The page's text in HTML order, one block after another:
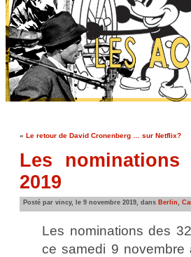
« Le retour de David Cronenberg … sur Netflix?
Les
2019
Posté par vincy, le 9 novembre 2019, dans Berlin,
Les nominations des
ce samedi 9